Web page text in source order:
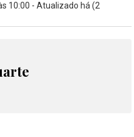
10:00 - Atualizado há (2